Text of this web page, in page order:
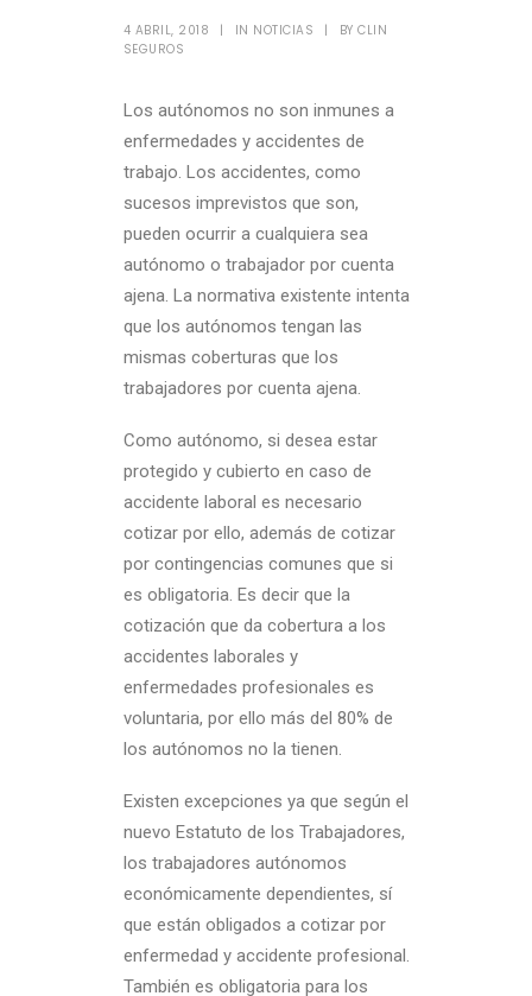
4 ABRIL, 2018 | IN NOTICIAS | BY CLIN
SEGUROS
Los autónomos no son inmunes a
enfermedades y accidentes de
trabajo. Los accidentes, como
sucesos imprevistos que son,
pueden ocurrir a cualquiera sea
autónomo o trabajador por cuenta
ajena. La normativa existente intenta
que los autónomos tengan las
mismas coberturas que los
trabajadores por cuenta ajena.
Como autónomo, si desea estar
protegido y cubierto en caso de
accidente laboral es necesario
cotizar por ello, además de cotizar
por contingencias comunes que si
es obligatoria. Es decir que la
cotización que da cobertura a los
accidentes laborales y
enfermedades profesionales es
voluntaria, por ello más del 80% de
los autónomos no la tienen.
Existen excepciones ya que según el
nuevo Estatuto de los Trabajadores,
los trabajadores autónomos
económicamente dependientes, sí
que están obligados a cotizar por
enfermedad y accidente profesional.
También es obligatoria para los